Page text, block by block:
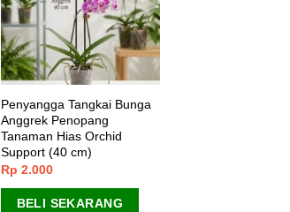
Penyangga Tangkai Bunga
Anggrek Penopang
Tanaman Hias Orchid
Support (40 cm)
Rp 2.000
BELI SEKARANG